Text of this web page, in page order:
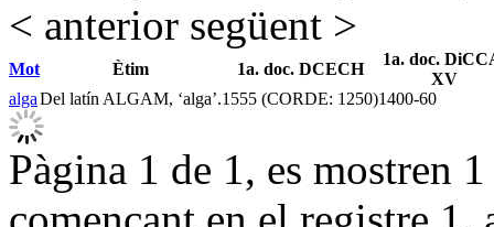
< anterior següent >
Mot Ètim 1a. doc. DCECH
1a. doc.
XV
algaDel latín ALGAM, ‘alga’.1555 (CORDE: 1250)1400-60
Pàgina 1 de 1, es mostren